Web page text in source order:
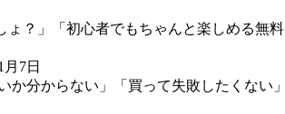
ょ？」「初心者でもちゃんと楽しめる無料
月7日
分からない」「買って失敗したくない」